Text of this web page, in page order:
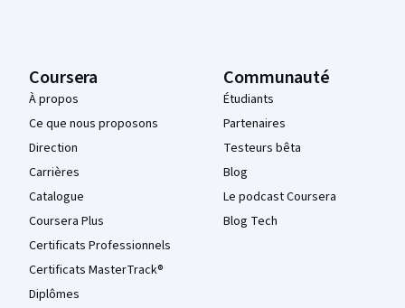
Coursera
À propos
Ce que nous proposons
Direction
Carrières
Catalogue
Coursera Plus
Certificats Professionnels
Certificats MasterTrack®
Diplômes
Communauté
Étudiants
Partenaires
Testeurs bêta
Blog
Le podcast Coursera
Blog Tech